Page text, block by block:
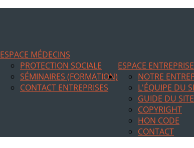
ESPACE MÉDECINS
ESPACE
PROTECTION SOCIALE
SÉMINAIRES (FORMATION)
CONTACT ENTREPRISES
NOTRE
L'ÉQUIPE DU
GUIDE DU SITE
COPYRIGHT
HON CODE
CONTACT